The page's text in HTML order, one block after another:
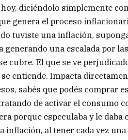
diciéndolo simplemente
genera el proceso
tuviste una inflación,
generando una escalada por
cubre. El que se ve
entiende. Impacta
sabés que podés comprar
de activar el consumo
porque especulaba y le daba
inflación, al tener cada vez